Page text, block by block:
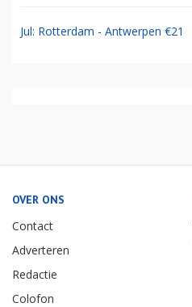
Jul: Rotterdam - Antwerpen €21
OVER ONS
Contact
Adverteren
Redactie
Colofon